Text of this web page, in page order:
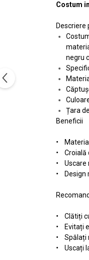
Costum
Descriere
negru
Țara
Beneficii
•
• Croială
• Uscare
• Design
• Clătiți
• Evitați
• Spălați
• Uscați